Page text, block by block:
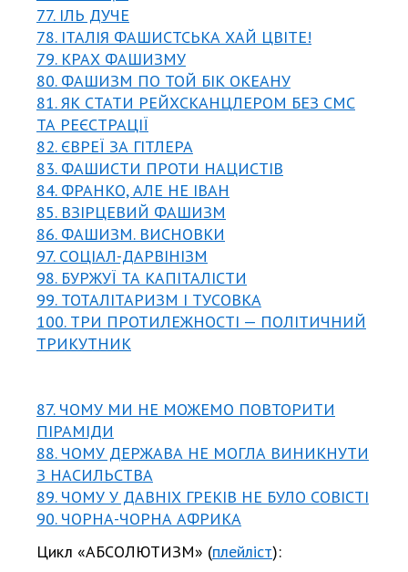
77. ІЛЬ ДУЧЕ
78. ІТАЛІЯ ФАШИСТСЬКА ХАЙ ЦВІТЕ!
79. КРАХ ФАШИЗМУ
80. ФАШИЗМ ПО ТОЙ БІК ОКЕАНУ
81. ЯК СТАТИ РЕЙХСКАНЦЛЕРОМ БЕЗ СМС
ТА РЕЄСТРАЦІЇ
82. ЄВРЕЇ ЗА ГІТЛЕРА
83. ФАШИСТИ ПРОТИ НАЦИСТІВ
84. ФРАНКО, АЛЕ НЕ ІВАН
85. ВЗІРЦЕВИЙ ФАШИЗМ
86. ФАШИЗМ. ВИСНОВКИ
97. СОЦІАЛ-ДАРВІНІЗМ
98. БУРЖУЇ ТА КАПІТАЛІСТИ
99. ТОТАЛІТАРИЗМ І ТУСОВКА
100. ТРИ ПРОТИЛЕЖНОСТІ — ПОЛІТИЧНИЙ
ТРИКУТНИК
87. ЧОМУ МИ НЕ МОЖЕМО ПОВТОРИТИ
ПІРАМІДИ
88. ЧОМУ ДЕРЖАВА НЕ МОГЛА ВИНИКНУТИ
З НАСИЛЬСТВА
89. ЧОМУ У ДАВНІХ ГРЕКІВ НЕ БУЛО СОВІСТІ
90. ЧОРНА-ЧОРНА АФРИКА
Цикл «АБСОЛЮТИЗМ» (плейліст):